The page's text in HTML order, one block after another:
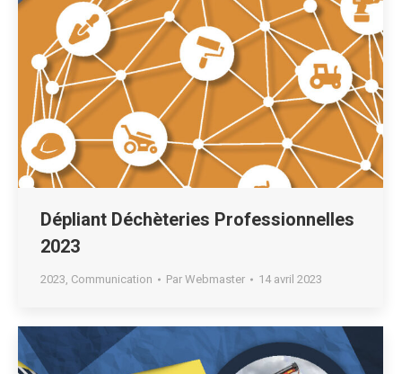
Dépliant Déchèteries Professionnelles
2023
2023, Communication Par Webmaster 14 avril 2023